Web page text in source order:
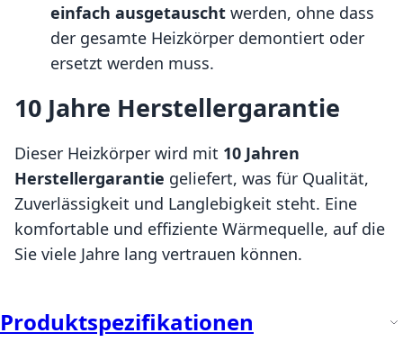
einfach ausgetauscht werden, ohne dass
der gesamte Heizkörper demontiert oder
ersetzt werden muss.
10 Jahre Herstellergarantie
Dieser Heizkörper wird mit 10 Jahren
Herstellergarantie geliefert, was für Qualität,
Zuverlässigkeit und Langlebigkeit steht. Eine
komfortable und effiziente Wärmequelle, auf die
Sie viele Jahre lang vertrauen können.
Produktspezifikationen